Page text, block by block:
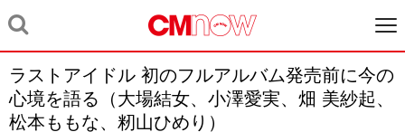
ラストアイドル 初のフルアルバム発売前に今の
心境を語る（大場結女、小澤愛実、畑 美紗起、
松本ももな、籾山ひめり）